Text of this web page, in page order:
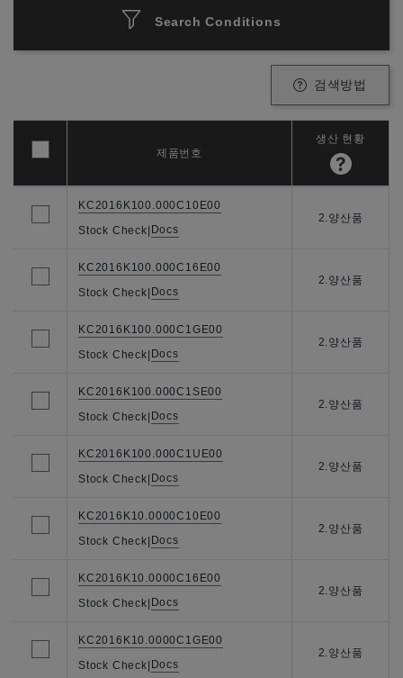
Search Conditions
검색방법
KC2016K100.000C10E00
Stock Check| Docs
2.양산품
KC2016K100.000C16E00
Stock Check| Docs
2.양산품
KC2016K100.000C1GE00
Stock Check| Docs
2.양산품
KC2016K100.000C1SE00
Stock Check| Docs
2.양산품
KC2016K100.000C1UE00
Stock Check| Docs
2.양산품
KC2016K10.0000C10E00
Stock Check| Docs
2.양산품
KC2016K10.0000C16E00
Stock Check| Docs
2.양산품
KC2016K10.0000C1GE00
Stock Check| Docs
2.양산품
제품번호
생산 현황